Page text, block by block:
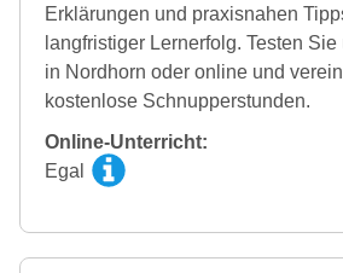
Erklärungen und praxisnahen
langfristiger Lernerfolg. Testen
in Nordhorn oder online und
kostenlose Schnupperstunden.
Online-Unterricht:
Egal